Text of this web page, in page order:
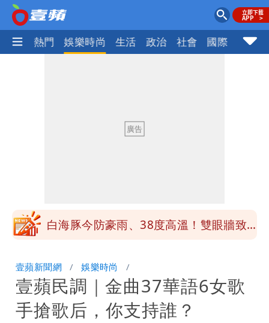
焦點 熱門 娛樂時尚 生活 政治 社會 國際 財經
1元商品開搶！超市、量販週末優惠 父
黃線停車
白海豚今防豪雨、38度高溫！雙眼牆致
每天看診到半夜
慈濟爆世紀大騙局 AIT發文高級酸！他
笑：真的很會
白海豚大亂！航空66架次取消、船班39
壹蘋新聞網 娛樂時尚
壹蘋民調｜金曲37華語6女歌
手搶歌后，你支持誰？